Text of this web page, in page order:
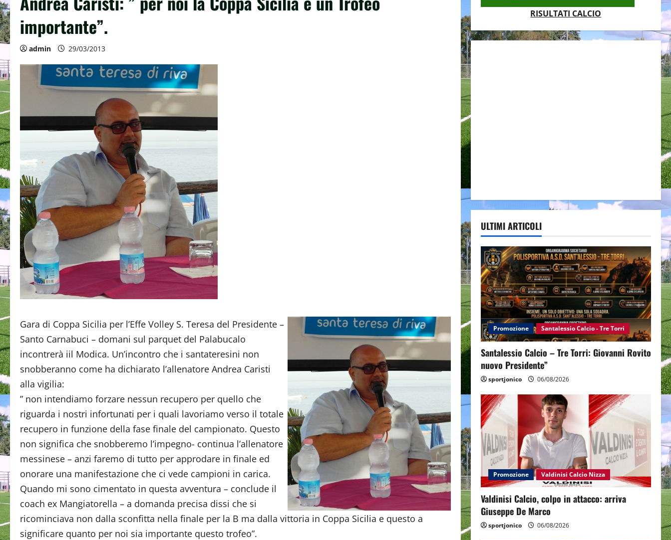
importante”.
admin 29/03/2013
Gara di Coppa Sicilia per l’Effe Volley S. Teresa del Presidente –
Santo Carnabuci – domani sul parquet del Palabucalo
incontrerà iil Modica. Un’incontro che i santateresini non
snobberanno come ha dichiarato l’allenatore Andrea Caristi
alla vigilia:
” non intendiamo forzare nessun recupero per quello che
riguarda i nostri infortunati per i quali lavoriamo verso il totale
recupero in funzione della fase finale del campionato. Questo
non significa che snobberemo l’impegno- continua l’allenatore
messinese – anzi faremo di tutto per approdare in finale ed
onorare una manifestazione che ci vede campioni in carica.
Quando mi sono cimentato in questa avventura – conclude il
coach ex Mangiatorella – a domanda precisa dissi che si
ricominciava non dalla sconfitta nella finale per la B ma dalla vittoria in Coppa Sicilia e questo a
significare quanto per noi sia importante questo trofeo”.
RISULTATI CALCIO
ULTIMI ARTICOLI
Promozione Santalessio Calcio - Tre Torri
Santalessio Calcio – Tre Torri: Giovanni Rovito
nuovo Presidente”
sportjonico 06/08/2026
Promozione Valdinisi Calcio Nizza
Valdinisi Calcio, colpo in attacco: arriva
Giuseppe De Marco
sportjonico 06/08/2026